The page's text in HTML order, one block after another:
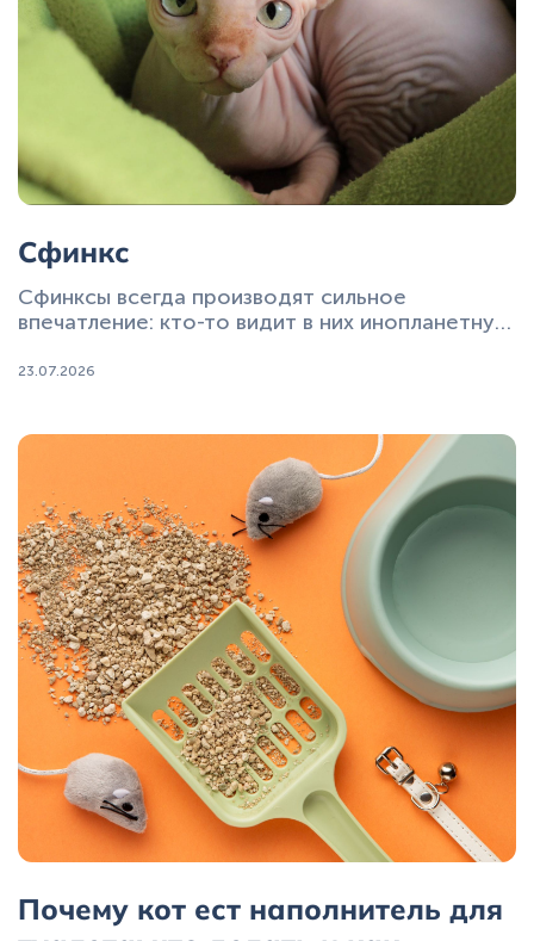
Сфинкс
Сфинксы всегда производят сильное
впечатление: кто-то видит в них инопланетную
равнодушных почти не бывает.
23.07.2026
Почему кот ест наполнитель для